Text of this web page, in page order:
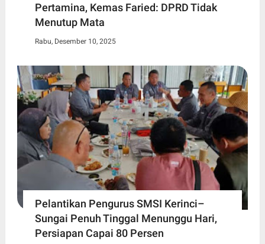
Pertamina, Kemas Faried: DPRD Tidak
Menutup Mata
Rabu, Desember 10, 2025
Pelantikan Pengurus SMSI Kerinci–
Sungai Penuh Tinggal Menunggu Hari,
Persiapan Capai 80 Persen